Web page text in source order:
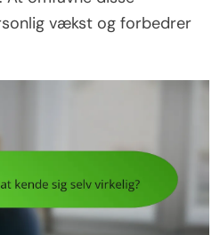
vækst og forbedrer